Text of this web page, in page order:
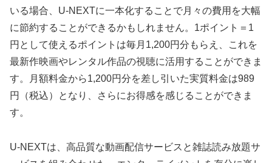
いる場合、U-NEXTに一本化することで月々の費用を大幅
に節約することができるかもしれません。1ポイント＝1
円として使えるポイントは毎月1,200円分もらえ、これを
最新作映画やレンタル作品の視聴に活用することができま
す。月額料金から1,200円分を差し引いた実質料金は989
円（税込）となり、さらにお得感を感じることができま
す。
U-NEXTは、高品質な動画配信サービスと雑誌読み放題サ